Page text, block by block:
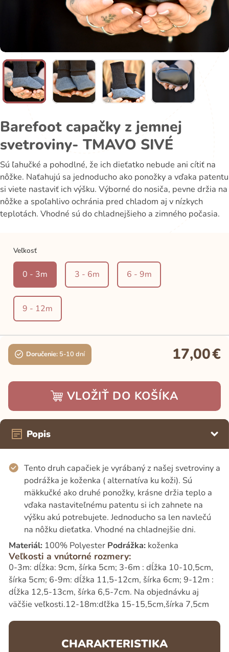
Barefoot capačky z jemnej
svetroviny- TMAVO SIVÉ
Sú ľahučké a pohodlné, že ich dieťatko nebude ani cítiť na
nôžke. Naťahujú sa jednoducho ako ponožky a vďaka patentu
si viete nastaviť ich výšku. Výborné do nosiča, pevne držia na
nôžke a spoľahlivo ochránia pred chladom aj v nízkych
teplotách. Vhodné sú do chladnejšieho a zimného počasia.
Veľkosť
0 - 3m 3 - 6m 6 - 9m
9 - 12m
Doručenie: 5-10 dní 17,00€
VLOŽIŤ DO KOŠÍKA
Popis
Tento druh capačiek je vyrábaný z našej svetroviny a
podrážka je koženka ( alternatíva ku koži). Sú
mäkkučké ako druhé ponožky, krásne držia teplo a
vďaka nastaviteľnému patentu si ich zahnete na
výšku akú potrebujete. Jednoducho sa len navlečú
na nôžku dieťatka. Vhodné na chladnejšie dni.
Materiál:100% Polyester Podrážka:koženka
Veľkosti a vnútorné rozmery:
0-3m: dĺžka: 9cm, šírka 5cm; 3-6m : dĺžka 10-10,5cm,
šírka 5cm; 6-9m: dĺžka 11,5-12cm, šírka 6cm; 9-12m :
dĺžka 12,5-13cm, šírka 6,5-7cm. Na objednávku aj
väčšie veľkosti.12-18m:dľžka 15-15,5cm,šírka 7,5cm
CHARAKTERISTIKA